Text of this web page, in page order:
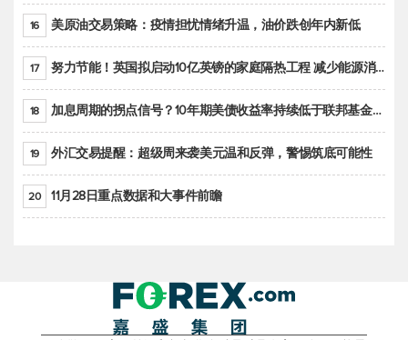
16 美原油交易策略：疫情担忧情绪升温，油价跌创年内新低
17 努力节能！英国拟启动10亿英镑的家庭隔热工程 减少能源消耗
18 加息周期的拐点信号？10年期美债收益率持续低于联邦基金利率目标区间
19 外汇交易提醒：超级周来袭美元温和反弹，警惕筑底可能性
20 11月28日重点数据和大事件前瞻